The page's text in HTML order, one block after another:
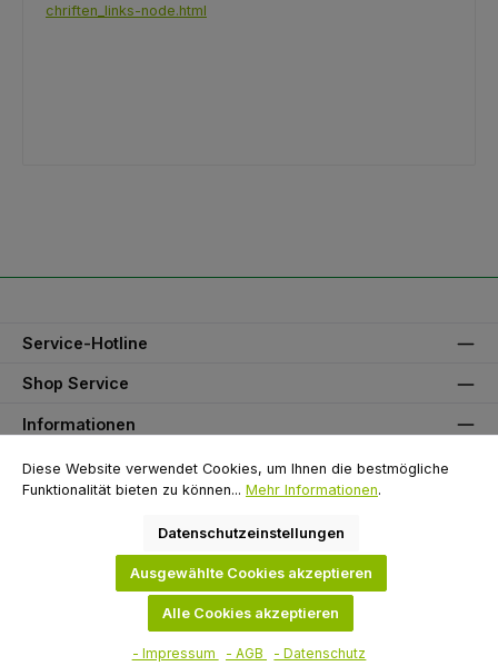
chriften_links-node.html
Service-Hotline
Shop Service
Informationen
Unser Partner
Alle Preise inkl. gesetzl. Mehrwertsteuer zzgl.Versandkosten
© 2026 Flügel GmbH - Alle Rechte vorbehalten. Theme by
Diese Website verwendet Cookies, um Ihnen die bestmögliche
Funktionalität bieten zu können... Mehr Informationen.
Datenschutzeinstellungen
Ausgewählte Cookies akzeptieren
Alle Cookies akzeptieren
- Impressum - AGB - Datenschutz